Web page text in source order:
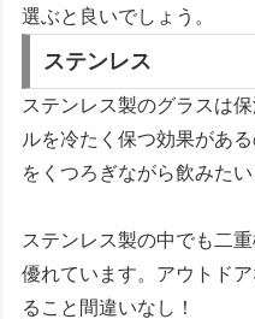
選ぶと良いでしょう。
ステンレス
ステンレス製のグラスは
ルを冷たく保つ効果があ
をくつろぎながら飲みた
ステンレス製の中でも二
優れています。アウトド
ること間違いなし！